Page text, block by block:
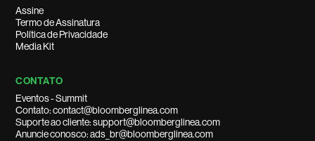
Assine
Termo de Assinatura
Política de Privacidade
Media Kit
CONTATO
Eventos - Summit
Contato: contact@bloomberglinea.com
Suporte ao cliente: support@bloomberglinea.com
Anuncie conosco: ads_br@bloomberglinea.com